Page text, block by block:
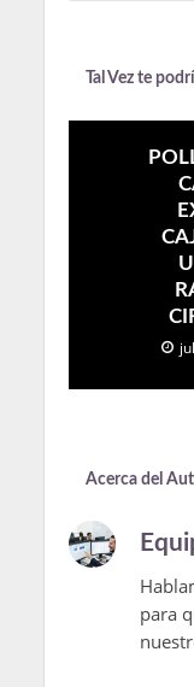
Tal Vez te
Acerca del
para